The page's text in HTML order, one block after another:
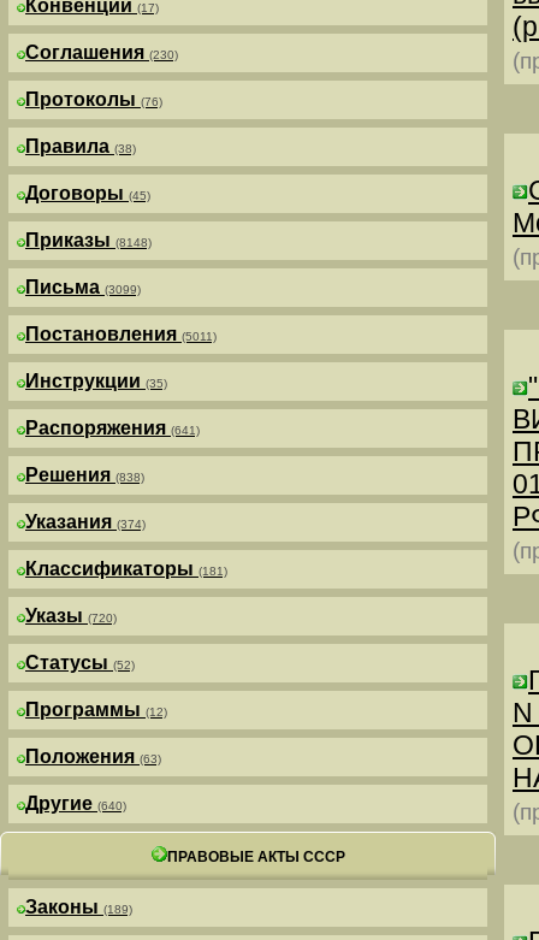
Конвенции (17)
Соглашения (230)
Протоколы (76)
Правила (38)
Договоры (45)
Приказы (8148)
Письма (3099)
Постановления (5011)
Инструкции (35)
Распоряжения (641)
Решения (838)
Указания (374)
Классификаторы (181)
Указы (720)
Статусы (52)
Программы (12)
Положения (63)
Другие (640)
ПРАВОВЫЕ АКТЫ СССР
Законы (189)